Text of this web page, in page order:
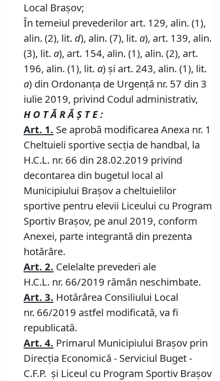
Local Brașov;
În temeiul prevederilor art. 129, alin. (1),
alin. (2), lit. d), alin. (7), lit. a), art. 139, alin.
(3), lit. a), art. 154, alin. (1), alin. (2), art.
196, alin. (1), lit. a) și art. 243, alin. (1), lit.
a) din Ordonanța de Urgență nr. 57 din 3
iulie 2019, privind Codul administrativ,
H O T Ă R Ă Ş T E :
Art. 1. Se aprobă modificarea Anexa nr. 1
Cheltuieli sportive secția de handbal, la
H.C.L. nr. 66 din 28.02.2019 privind
decontarea din bugetul local al
Municipiului Braşov a cheltuielilor
sportive pentru elevii Liceului cu Program
Sportiv Braşov, pe anul 2019, conform
Anexei, parte integrantă din prezenta
hotărâre.
Art. 2. Celelalte prevederi ale
H.C.L. nr. 66/2019 rămân neschimbate.
Art. 3. Hotărârea Consiliului Local
nr. 66/2019 astfel modificată, va fi
republicată.
Art. 4. Primarul Municipiului Braşov prin
Direcția Economică - Serviciul Buget -
C.F.P. și Liceul cu Program Sportiv Braşov